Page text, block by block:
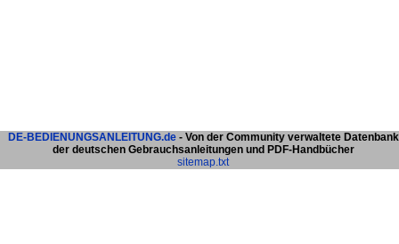
DE-BEDIENUNGSANLEITUNG.de- Von der Community verwaltete Datenbank
der deutschen Gebrauchsanleitungen und PDF-Handbücher
sitemap.txt